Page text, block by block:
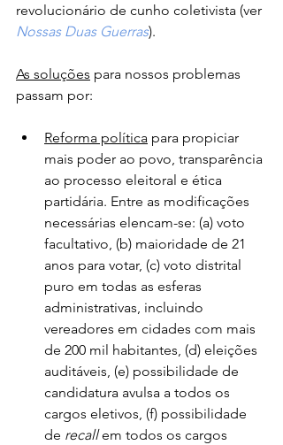
revolucionário de cunho coletivista (ver
Nossas Duas Guerras).
As soluções para nossos problemas
passam por:
Reforma política para propiciar
mais poder ao povo, transparência
ao processo eleitoral e ética
partidária. Entre as modificações
necessárias elencam-se: (a) voto
facultativo, (b) maioridade de 21
anos para votar, (c) voto distrital
puro em todas as esferas
administrativas, incluindo
vereadores em cidades com mais
de 200 mil habitantes, (d) eleições
auditáveis, (e) possibilidade de
candidatura avulsa a todos os
cargos eletivos, (f) possibilidade
de recall em todos os cargos